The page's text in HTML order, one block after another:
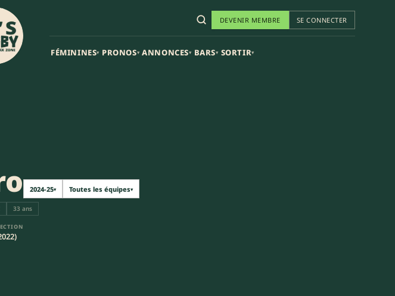
DEVENIR MEMBRE SE CONNECTER
FÉMININES▾ PRONOS▾ ANNONCES▾ BARS▾ SORTIR▾
2024-25▾ Toutes les équipes▾
33 ans